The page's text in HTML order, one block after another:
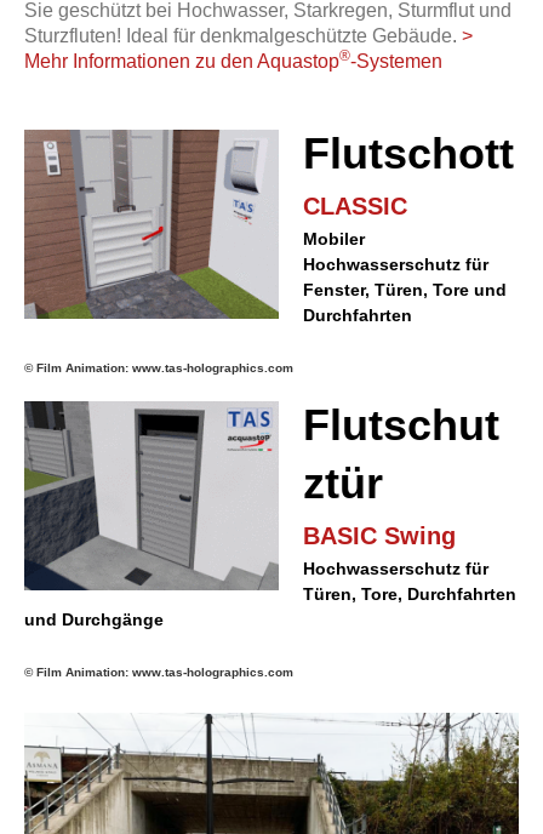
Sie geschützt bei Hochwasser, Starkregen, Sturmflut und
Sturzfluten! Ideal für denkmalgeschützte Gebäude. >
Mehr Informationen zu den Aquastop®-Systemen
Flutschott
CLASSIC
Mobiler
Hochwasserschutz für
Fenster, Türen, Tore und
Durchfahrten
© Film Animation: www.tas-holographics.com
Flutschut
ztür
BASIC Swing
Hochwasserschutz für
Türen, Tore, Durchfahrten
und Durchgänge
© Film Animation: www.tas-holographics.com